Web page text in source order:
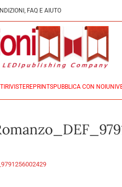
FAQ E AIUTO
RIVISTEREPRINTSPUBBLICA CON NOI